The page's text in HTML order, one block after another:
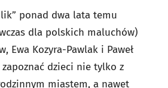
ponad dwa lata temu
dla polskich maluchów)
Ewa Kozyra-Pawlak i Paweł
dzieci nie tylko z
miastem, a nawet